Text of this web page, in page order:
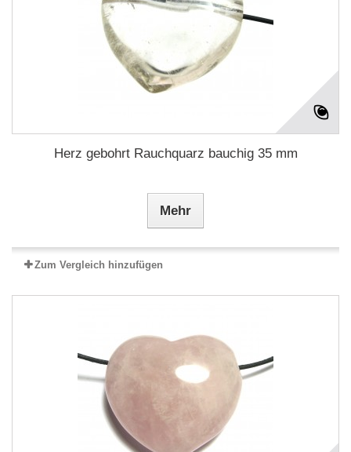
Herz gebohrt Rauchquarz bauchig 35 mm
Mehr
Zum Vergleich hinzufügen